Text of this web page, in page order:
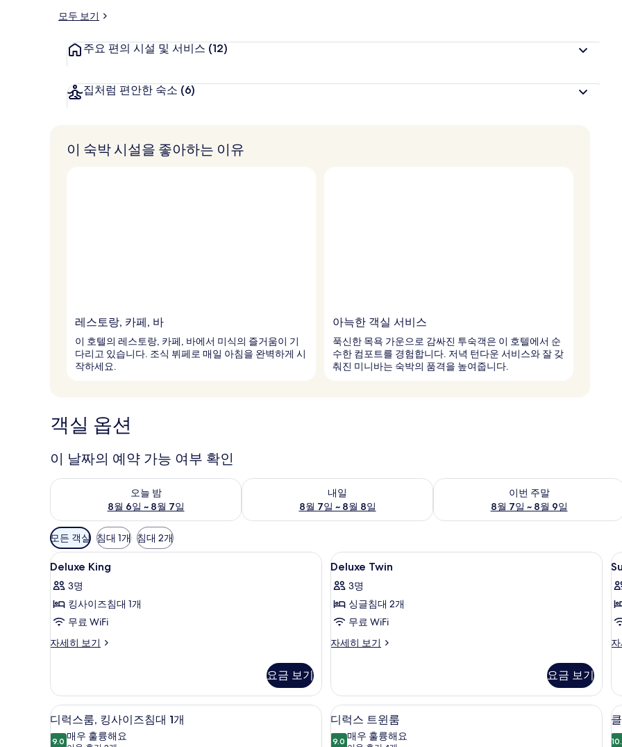
모두 보기
주요 편의 시설 및 서비스 (12)
집처럼 편안한 숙소 (6)
이 숙박 시설을 좋아하는 이유
레스토랑, 카페, 바
이 호텔의 레스토랑, 카페, 바에서 미식의 즐거움이 기
다리고 있습니다. 조식 뷔페로 매일 아침을 완벽하게 시
작하세요.
아늑한 객실 서비스
푹신한 목욕 가운으로 감싸진 투숙객은 이 호텔에서 순
수한 컴포트를 경험합니다. 저녁 턴다운 서비스와 잘 갖
춰진 미니바는 숙박의 품격을 높여줍니다.
객실 옵션
이 날짜의 예약 가능 여부 확인
오늘 밤
8월 6일 ~ 8월 7일
오늘 밤 예약 가능 여부 확인, 8월 6일 ~ 8월 7일
내일
8월 7일 ~ 8월 8일
내일 예약 가능 여부 확인, 8월 7일 ~ 8월 8일
이번 주말
8월 7일 ~ 8월 9일
이번 주말 예약 가능 여부 확인, 8월 7일
객
실
에
사
용
가
능
한
모든 객실 침대 1개 침대 2개
Deluxe
King
사
진
모
두
미니바, 객실 내 금고, 책상, 노트북 작업 공간
7
Deluxe King
3명
킹사이즈침대 1개
무료 WiFi
자세히 보기
Deluxe
히
보
기
요금 보기
Deluxe
Twin
사
진
모
두
미니바, 객실 내 금고, 책상, 노트북 작업
6
Deluxe Twin
3명
싱글침대 2개
무료 WiFi
자세히 보기
Deluxe
히
보
기
요금 보기
히
보
기
디
럭
미니바, 객실 내 금고, 책상, 노트북 작업 공간
11
디럭스룸, 킹사이즈침대 1개
9.0 매우 훌륭해요
디
럭
미니바, 객실 내 금고, 책상, 노트북 작업
9
디럭스 트윈룸
9.0 매우 훌륭해요